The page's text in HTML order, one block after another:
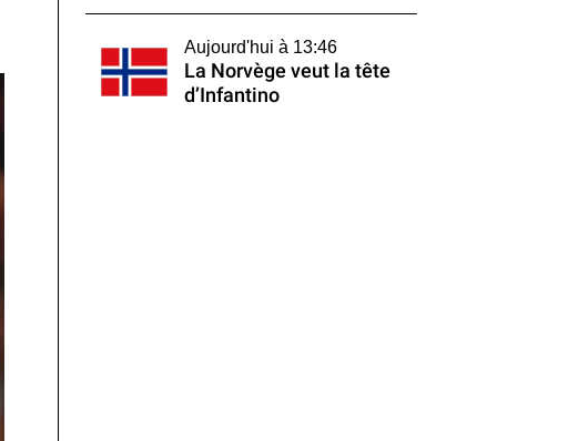
Aujourd'hui à 13:46
La Norvège veut la tête
d’Infantino